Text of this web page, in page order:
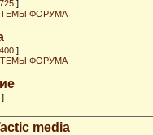
725 ]
ФОРУМА
400 ]
ФОРУМА
]
media